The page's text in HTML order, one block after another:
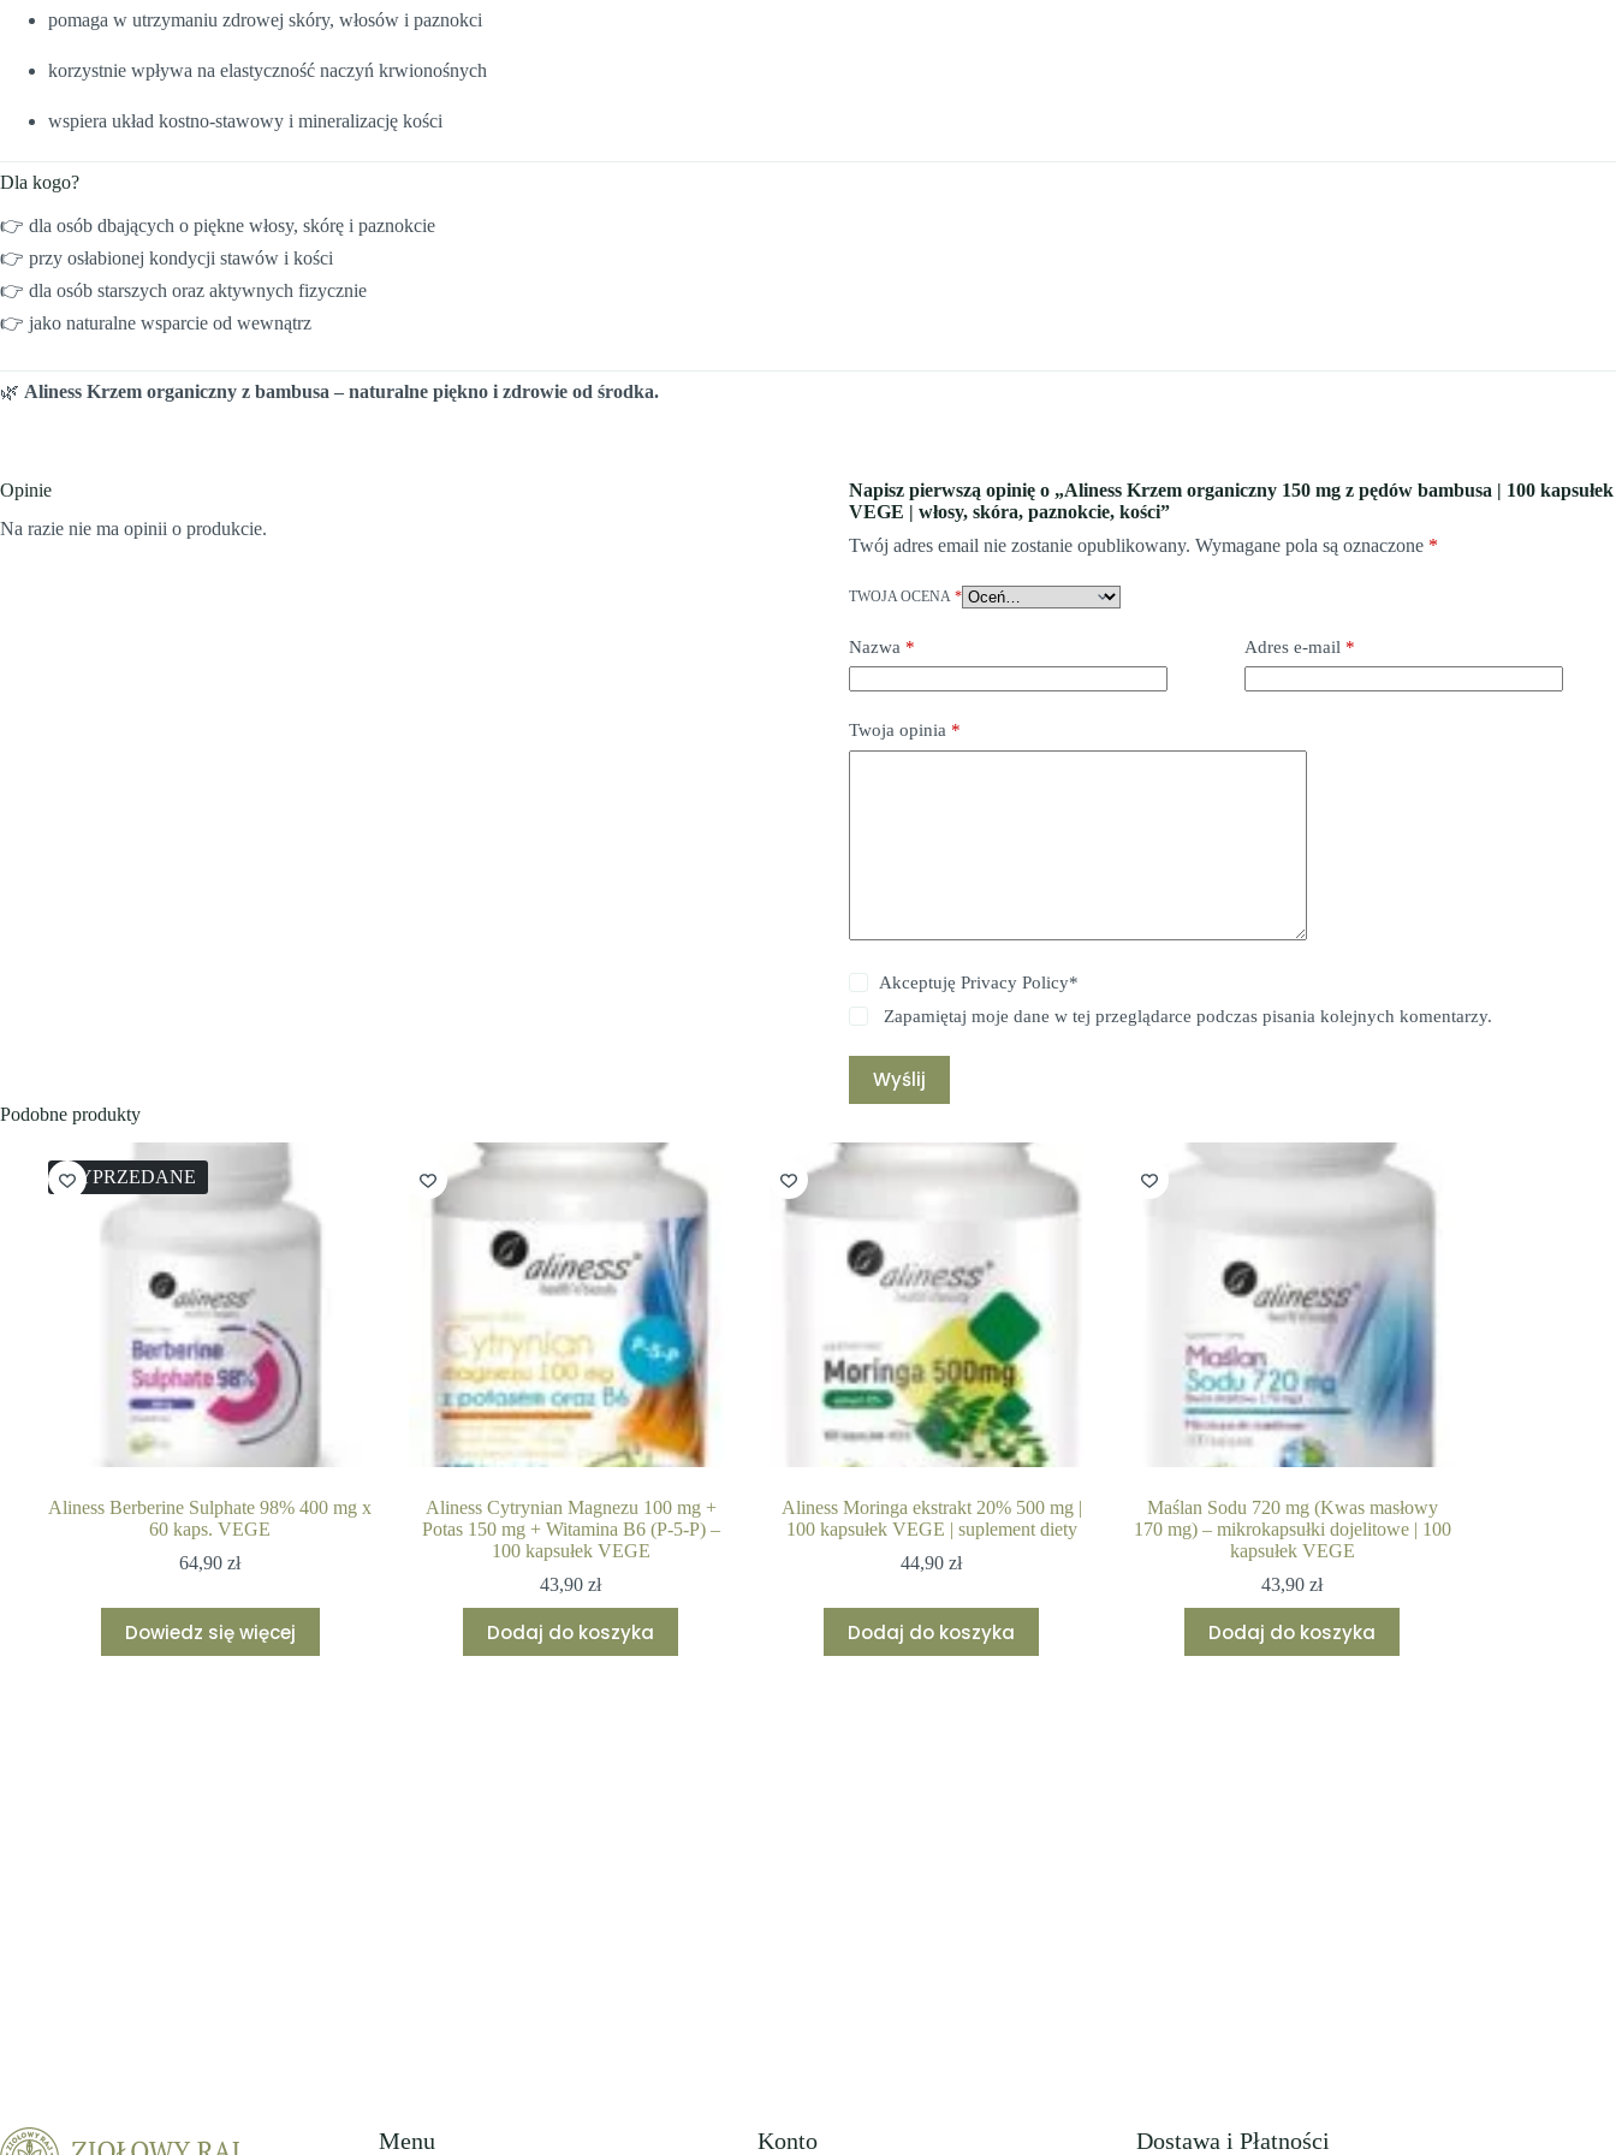
pomaga w utrzymaniu zdrowej skóry, włosów i paznokci
korzystnie wpływa na elastyczność naczyń krwionośnych
wspiera układ kostno-stawowy i mineralizację kości
Dla kogo?
👉 dla osób dbających o piękne włosy, skórę i paznokcie
👉 przy osłabionej kondycji stawów i kości
👉 dla osób starszych oraz aktywnych fizycznie
👉 jako naturalne wsparcie od wewnątrz
🌿 Aliness Krzem organiczny z bambusa – naturalne piękno i zdrowie od środka.
Opinie
Na razie nie ma opinii o produkcie.
Napisz pierwszą opinię o „Aliness Krzem organiczny 150 mg z pędów bambusa | 100 kapsułek
VEGE | włosy, skóra, paznokcie, kości”
Twój adres email nie zostanie opublikowany. Wymagane pola są oznaczone *
TWOJA OCENA *
Nazwa * Adres e-mail *
Twoja opinia *
Akceptuję Privacy Policy*
Zapamiętaj moje dane w tej przeglądarce podczas pisania kolejnych komentarzy.
Wyślij
Podobne produkty
WYPRZEDANE
Aliness Berberine Sulphate 98% 400 mg x
60 kaps. VEGE
64,90zł
Dowiedz się więcej
Aliness Cytrynian Magnezu 100 mg +
Potas 150 mg + Witamina B6 (P-5-P) –
100 kapsułek VEGE
43,90zł
Dodaj do koszyka
Aliness Moringa ekstrakt 20% 500 mg |
100 kapsułek VEGE | suplement diety
44,90zł
Dodaj do koszyka
Maślan Sodu 720 mg (Kwas masłowy
170 mg) – mikrokapsułki dojelitowe | 100
kapsułek VEGE
43,90zł
Dodaj do koszyka
Menu Konto Dostawa i Płatności